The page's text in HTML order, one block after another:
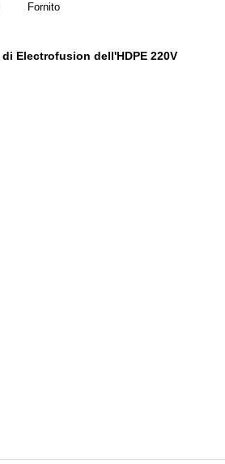
Fornito
Electrofusion dell'HDPE 220V